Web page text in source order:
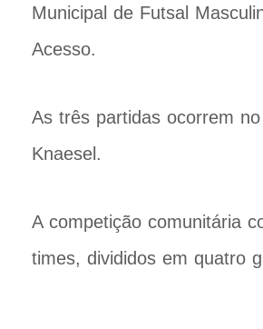
Municipal de Futsal
Acesso.
As três partidas ocorrem
Knaesel.
A competição comunitária
times, divididos em quatro